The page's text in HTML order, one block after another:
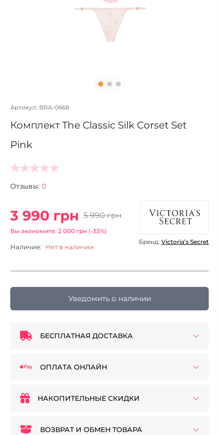
Артикул: BRA-0668
Комплект The Classic Silk Corset Set
Pink
Отзывы: 0
3 990 грн 5 990 грн
Вы экономите: 2 000 грн (-33%)
Наличие: Нет в наличии
Бренд: Victoria’s Secret
Уведомить о наличии
БЕСПЛАТНАЯ ДОСТАВКА
ОПЛАТА ОНЛАЙН
НАКОПИТЕЛЬНЫЕ СКИДКИ
ВОЗВРАТ И ОБМЕН ТОВАРА